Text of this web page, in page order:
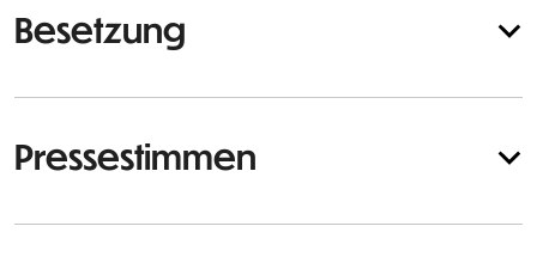
Besetzung
Pressestimmen